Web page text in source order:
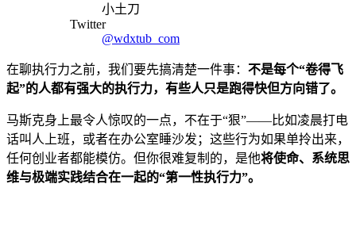
小土刀
Twitter
@wdxtub_com
在聊执行力之前，我们要先搞清楚一件事： 不是每个“卷得飞
起”的人都有强大的执行力，有些人只是跑得快但方向错了。
马斯克身上最令人惊叹的一点，不在于“狠”——比如凌晨打电
话叫人上班，或者在办公室睡沙发；这些行为如果单拎出来，
任何创业者都能模仿。但你很难复制的，是他将使命、系统思
维与极端实践结合在一起的“第一性执行力”。